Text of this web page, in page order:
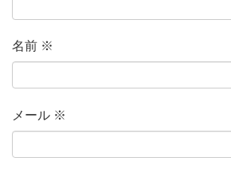
名前 ※
メール ※